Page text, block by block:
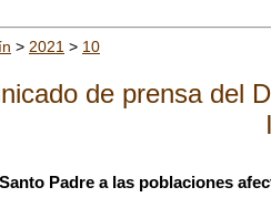
> 2021 > 10
de prensa del
Padre a las poblaciones